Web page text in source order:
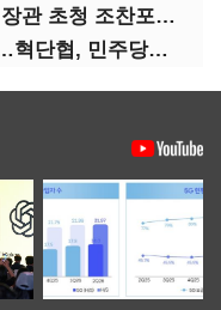
한국국제물류협회, 박영선 전 장관 초청 조찬포럼 개최
"법정기금 벤처 투자 의무화"…혁단협, 민주당과 정책협약식 개최